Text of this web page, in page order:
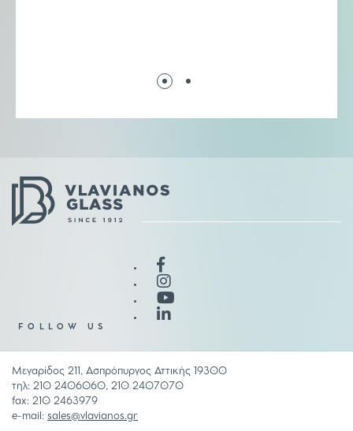
FOLLOW US
Μεγαρίδος 211, Ασπρόπυργος Αττικής 19300
τηλ: 210 2406060, 210 2407070
fax: 210 2463979
e-mail: sales@vlavianos.gr